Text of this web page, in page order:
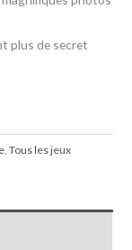
plus de secret
,Tous les jeux